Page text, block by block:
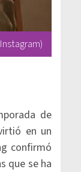
de
en un
confirmó
que se ha